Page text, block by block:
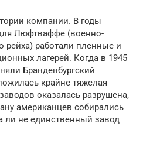
компании. В годы
Люфтваффе (военно-
рейха) работали пленные и
лагерей. Когда в 1945
Бранденбургский
крайне тяжелая
оказалась разрушена,
американцев собирались
ли не единственный завод